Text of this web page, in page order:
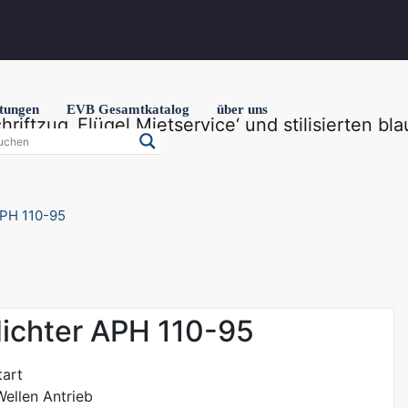
EVB Gesamtkatalog über uns
110-95
APH 110-95
Antrieb